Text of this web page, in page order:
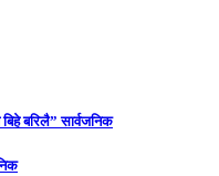
बरिलै” सार्वजनिक